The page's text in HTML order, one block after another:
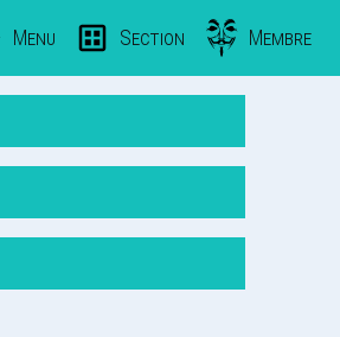
Menu Section Membre